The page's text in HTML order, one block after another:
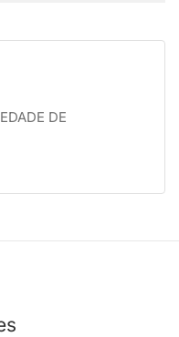
DE